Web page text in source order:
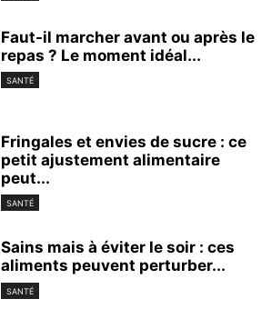
Faut-il marcher avant ou après le
repas ? Le moment idéal...
SANTÉ
Fringales et envies de sucre : ce
petit ajustement alimentaire
peut...
SANTÉ
Sains mais à éviter le soir : ces
aliments peuvent perturber...
SANTÉ